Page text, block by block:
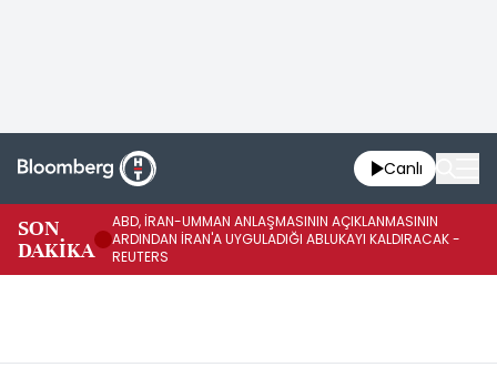
Canlı
SON
DAKİKA
ABD, İRAN-UMMAN ANLAŞMASININ AÇIKLANMASININ
ARDINDAN İRAN'A UYGULADIĞI ABLUKAYI KALDIRACAK -
REUTERS